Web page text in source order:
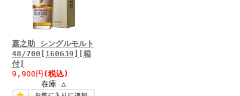
嘉之助 シングルモルト
48/700[160639][箱
付]
9,900円 (税込)
在庫 △